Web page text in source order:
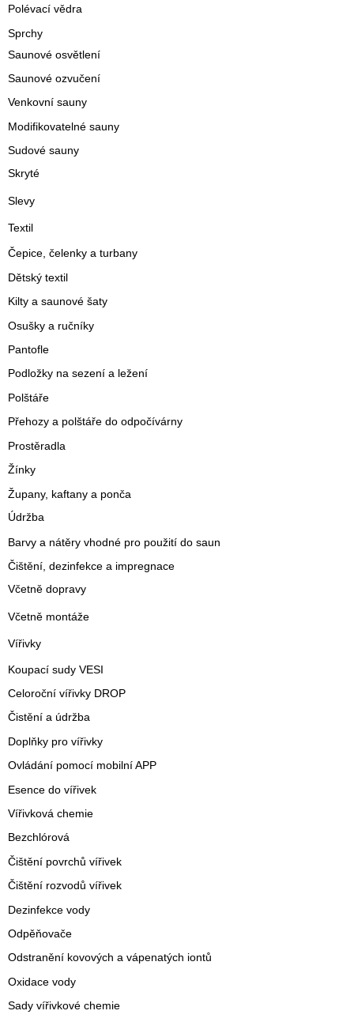
Polévací vědra
Sprchy
Saunové osvětlení
Saunové ozvučení
Venkovní sauny
Modifikovatelné sauny
Sudové sauny
Skryté
Slevy
Textil
Čepice, čelenky a turbany
Dětský textil
Kilty a saunové šaty
Osušky a ručníky
Pantofle
Podložky na sezení a ležení
Polštáře
Přehozy a polštáře do odpočívárny
Prostěradla
Žínky
Župany, kaftany a ponča
Údržba
Barvy a nátěry vhodné pro použití do saun
Čištění, dezinfekce a impregnace
Včetně dopravy
Včetně montáže
Vířivky
Koupací sudy VESI
Celoroční vířivky DROP
Čistění a údržba
Doplňky pro vířivky
Ovládání pomocí mobilní APP
Esence do vířivek
Vířivková chemie
Bezchlórová
Čištění povrchů vířivek
Čištění rozvodů vířivek
Dezinfekce vody
Odpěňovače
Odstranění kovových a vápenatých iontů
Oxidace vody
Sady vířivkové chemie